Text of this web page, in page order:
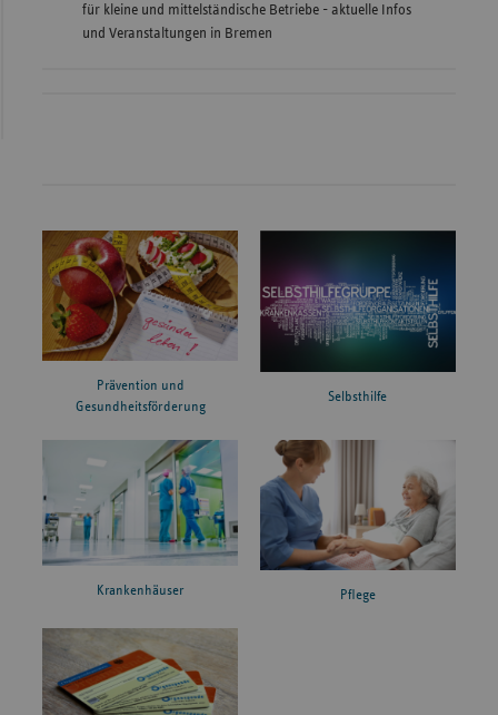
für kleine und mittelständische Betriebe - aktuelle Infos
und Veranstaltungen in Bremen
Prävention und
Gesundheitsförderung
Selbsthilfe
Krankenhäuser Pflege